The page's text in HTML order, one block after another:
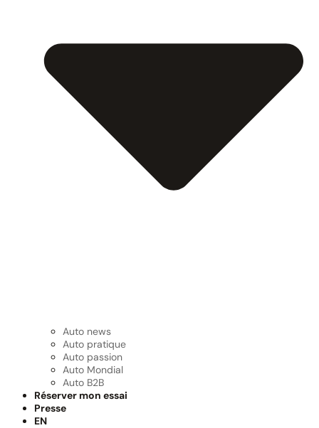
Auto news
Auto pratique
Auto passion
Auto Mondial
Auto B2B
Réserver mon essai
Presse
EN